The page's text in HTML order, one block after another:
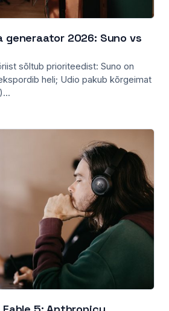
generaator 2026: Suno vs
sõltub prioriteedist: Suno on
heli; Udio pakub kõrgeimat